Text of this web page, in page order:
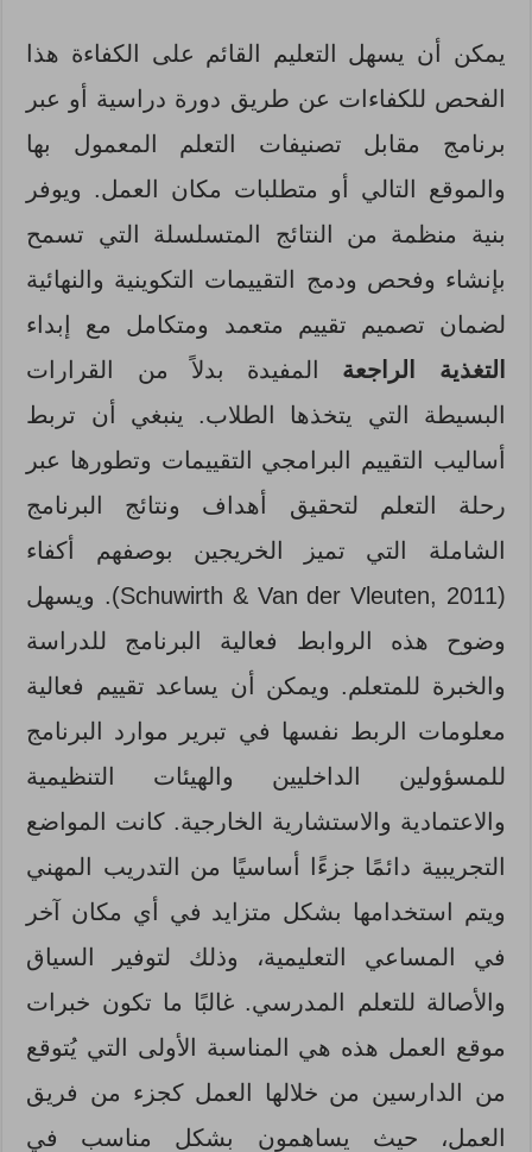
يمكن أن يسهل التعليم القائم على الكفاءة هذا
الفحص للكفاءات عن طريق دورة دراسية أو عبر
برنامج مقابل تصنيفات التعلم المعمول بها
والموقع التالي أو متطلبات مكان العمل. ويوفر
بنية منظمة من النتائج المتسلسلة التي تسمح
بإنشاء وفحص ودمج التقييمات التكوينية والنهائية
لضمان تصميم تقييم متعمد ومتكامل مع إبداء
التغذية الراجعة المفيدة بدلاً من القرارات
البسيطة التي يتخذها الطلاب. ينبغي أن تربط
أساليب التقييم البرامجي التقييمات وتطورها عبر
رحلة التعلم لتحقيق أهداف ونتائج البرنامج
الشاملة التي تميز الخريجين بوصفهم أكفاء
(Schuwirth & Van der Vleuten, 2011). ويسهل
وضوح هذه الروابط فعالية البرنامج للدراسة
والخبرة للمتعلم. ويمكن أن يساعد تقييم فعالية
معلومات الربط نفسها في تبرير موارد البرنامج
للمسؤولين الداخليين والهيئات التنظيمية
والاعتمادية والاستشارية الخارجية. كانت المواضع
التجريبية دائمًا جزءًا أساسيًا من التدريب المهني
ويتم استخدامها بشكل متزايد في أي مكان آخر
في المساعي التعليمية، وذلك لتوفير السياق
والأصالة للتعلم المدرسي. غالبًا ما تكون خبرات
موقع العمل هذه هي المناسبة الأولى التي يُتوقع
من الدارسين من خلالها العمل كجزء من فريق
العمل، حيث يساهمون بشكل مناسب في